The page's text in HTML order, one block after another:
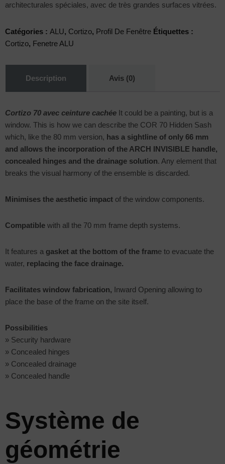
architecturales spéciales, avec de très grandes surfaces vitrées.
Catégories : ALU, Cortizo, Profil De Fenêtre Étiquettes :
Cortizo, Fenetre ALU
Description Avis (0)
Cortizo 70 avec ceinture cachée It could be a painting, but is a
window. This is how we can describe the COR 70 Hidden Sash
which, like the 80 mm version, has a sightline of only 66 mm
and allows the incorporation of the ARCH INVISIBLE handle,
concealed hinges and the drainage solution. Any element that
breaks the visual harmony of the ensemble is discarded.
Minimises the aesthetic impact of the window components.
Compatible with all the 70 mm frame depth systems.
It features a gasket at the bottom of the frame to evacuate the
water, replacing the face drainage.
Facilitates window fabrication, Inward Opening allowing to
place the base of the frame on the site itself.
Possibilities
» Security hardware
» Concealed hinges
» Concealed drainage
» Concealed handle
Système de
géométrie